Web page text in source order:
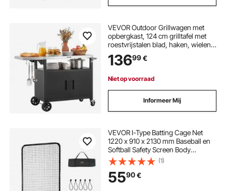
VEVOR Outdoor Grillwagen met
opbergkast, 124 cm grilltafel met
roestvrijstalen blad, haken, wielen
en flesopener, keukenwagen &
serveerwagen voor terras, tuin, bar
13699€
Niet op voorraad
Informeer Mij
VEVOR I-Type Batting Cage Net
1220 x 910 x 2130 mm Baseball en
Softball Safety Screen Body
Protector Draagbaar slagscherm
met draagtas en grondpennen,
Outdoor Baseball Pitching Net
Zwart
(1)
5590€